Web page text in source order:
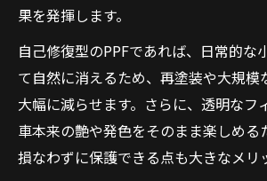
果を発揮します。
自己修復型のPPFであれば、日常的な
て自然に消えるため、再塗装や大規模
大幅に減らせます。さらに、透明なフ
車本来の艶や発色をそのまま楽しめる
損なわずに保護できる点も大きなメリ